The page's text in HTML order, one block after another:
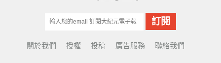
關於我們 授權 投稿 廣告服務 聯絡我們